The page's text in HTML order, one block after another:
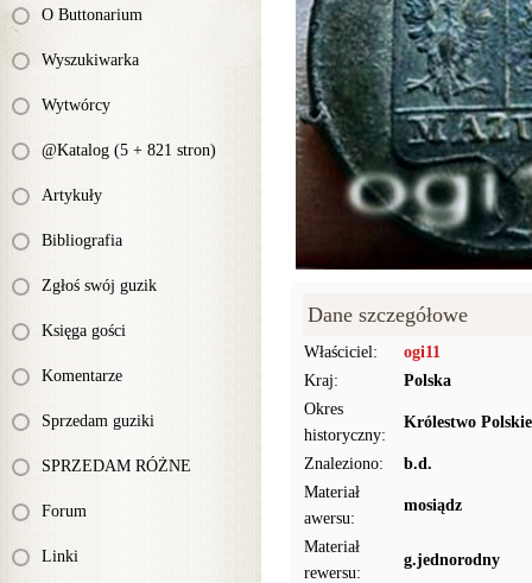
O Buttonarium
Wyszukiwarka
Wytwórcy
@Katalog (5 + 821 stron)
Artykuły
Bibliografia
Zgłoś swój guzik
Księga gości
Komentarze
Sprzedam guziki
SPRZEDAM RÓŻNE
Forum
Linki
Dane szczegółowe
Właściciel:
ogi11
Kraj:
Polska
Okres
historyczny:
Królestwo
Znaleziono:
b.d.
Materiał
awersu:
mosiądz
Materiał
rewersu:
g.jednorodny